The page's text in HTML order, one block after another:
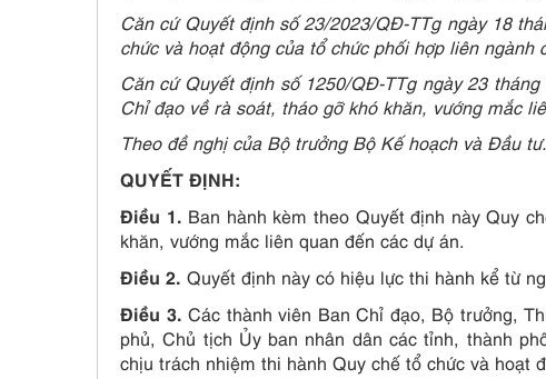
Căn cứ Quyết định số 23/2023/QĐ-TTg ngày 18
chức và hoạt động của tổ chức phối hợp liên ngành
Căn cứ Quyết định số 1250/QĐ-TTg ngày 23
Chỉ đạo về rà soát, tháo gỡ khó khăn, vướng mắc
Theo đề nghị của Bộ trưởng Bộ Kế hoạch và Đầu tư.
QUYẾT ĐỊNH:
Điều 1. Ban hành kèm theo Quyết định này Quy
khăn, vướng mắc liên quan đến các dự án.
Điều 2. Quyết định này có hiệu lực thi hành kể từ
Điều 3.Các thành viên Ban Chỉ đạo, Bộ trưởng,
phủ, Chủ tịch Ủy ban nhân dân các tỉnh, thành
chịu trách nhiệm thi hành Quy chế tổ chức và hoạt